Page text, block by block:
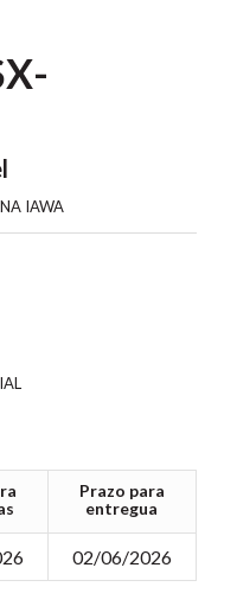
IAWA
Prazo para
entregua
02/06/2026